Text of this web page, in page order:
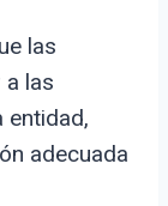
las
las
entidad,
adecuada